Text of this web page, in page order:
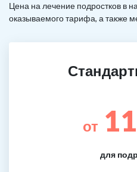
Цена на лечение подростков в
оказываемого тарифа, а также
от
для